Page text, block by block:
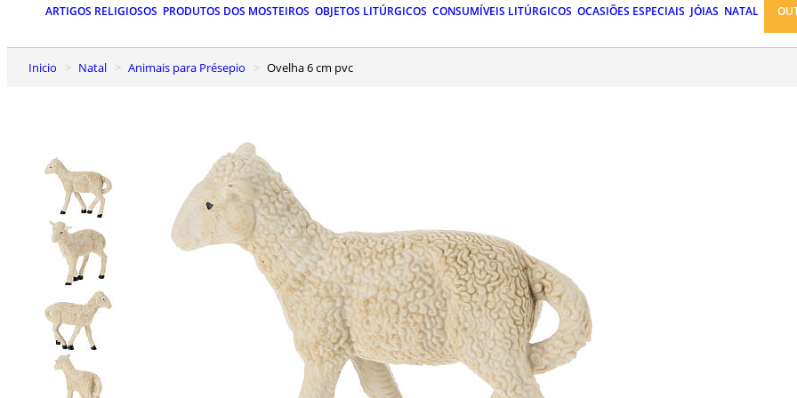
ARTIGOS RELIGIOSOS PRODUTOS DOS MOSTEIROS OBJETOS LITÚRGICOS CONSUMÍVEIS LITÚRGICOS OCASIÕES ESPECIAIS JÓIAS NATAL
Inicio Natal Animais para Présepio Ovelha 6 cm pvc